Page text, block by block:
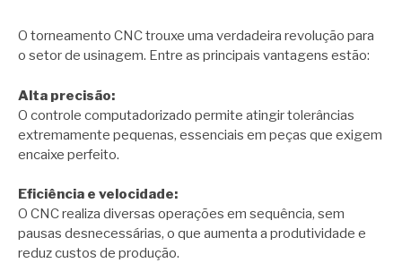
O torneamento CNC trouxe uma verdadeira revolução para
o setor de usinagem. Entre as principais vantagens estão:
Alta precisão:
O controle computadorizado permite atingir tolerâncias
extremamente pequenas, essenciais em peças que exigem
encaixe perfeito.
Eficiência e velocidade:
O CNC realiza diversas operações em sequência, sem
pausas desnecessárias, o que aumenta a produtividade e
reduz custos de produção.